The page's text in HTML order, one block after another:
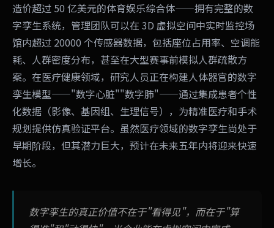
造价超过 50 亿美元的体育娱乐综合体——拥有完整的数
字孪生系统，管理团队可以在 3D 虚拟空间中实时监控场
馆内超过 20000 个传感器数据，包括座位占用率、空调能
耗、人群密度分布，甚至在大型赛事前模拟人群疏散方
案。在医疗健康领域，研究人员正在构建人体器官的数字
孪生模型——"数字心脏""数字肺"——通过集成患者个性
化数据（影像、基因组、生理信号），为精准医疗和手术
规划提供仿真验证平台。虽然医疗领域的数字孪生尚处于
早期阶段，但其潜力巨大，预计在未来五年内将迎来快速
增长。
数字孪生的真正价值不在于"看得见"，而在于"算